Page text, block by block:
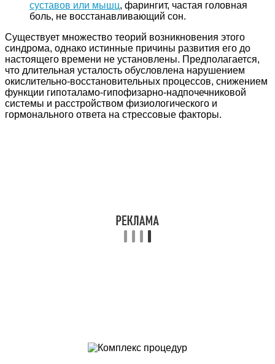
суставов или мышц, фарингит, частая головная
боль, не восстанавливающий сон.
Существует множество теорий возникновения этого
синдрома, однако истинные причины развития его до
настоящего времени не установлены. Предполагается,
что длительная усталость обусловлена нарушением
окислительно-восстановительных процессов, снижением
функции гипоталамо-гипофизарно-надпочечниковой
системы и расстройством физиологического и
гормонального ответа на стрессовые факторы.